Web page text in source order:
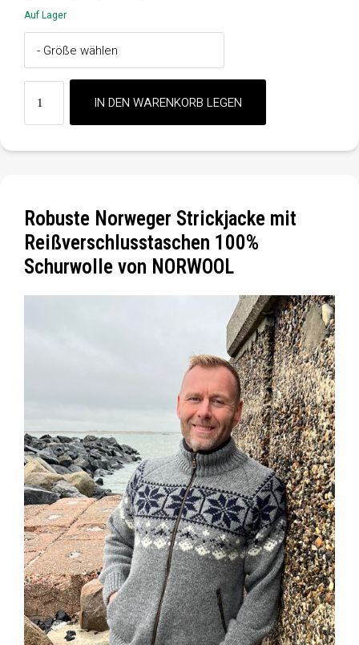
Auf Lager
Robuste Norweger Strickjacke mit
Reißverschlusstaschen 100%
Schurwolle von NORWOOL